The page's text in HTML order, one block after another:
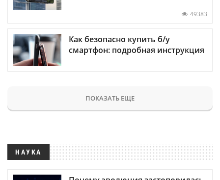
49383
Как безопасно купить б/у
смартфон: подробная инструкция
ПОКАЗАТЬ ЕЩЕ
НАУКА